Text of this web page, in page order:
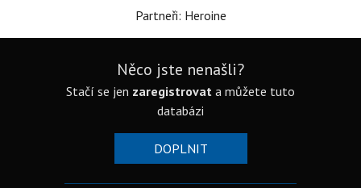
Partneři: Heroine
Něco jste nenašli?
Stačí se jen zaregistrovat a můžete tuto
databázi
DOPLNIT